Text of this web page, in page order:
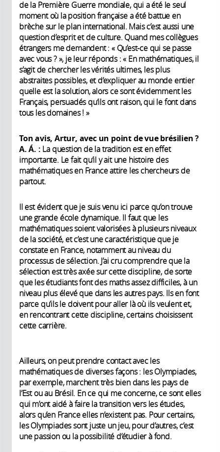
de la Première Guerre mondiale, qui a été le seul
moment où la position française a été battue en
brèche sur le plan international. Mais c’est aussi une
question d’esprit et de culture. Quand mes collègues
étrangers me demandent : « Qu’est-ce qui se passe
avec vous ? », je leur réponds : « En mathématiques, il
s’agit de chercher les vérités ultimes, les plus
abstraites possibles, et d’expliquer au monde entier
quelle est la solution, alors ce sont évidemment les
Français, persuadés qu’ils ont raison, qui le font dans
tous les domaines ! »
Ton avis, Artur, avec un point de vue brésilien ?
A. Á. : La question de la tradition est en effet
importante. Le fait qu’il y ait une histoire des
mathématiques en France attire les chercheurs de
partout.
Il est évident que je suis venu ici parce qu’on trouve
une grande école dynamique. Il faut que les
mathématiques soient valorisées à plusieurs niveaux
de la société, et c’est une caractéristique que je
constate en France, notamment au niveau du
processus de sélection. J’ai cru comprendre que la
sélection est très axée sur cette discipline, de sorte
que les étudiants font des maths assez difficiles, à un
niveau plus élevé que dans les autres pays. Ils en font
parce qu’ils le doivent pour aller là où ils veulent et,
en rencontrant cette discipline, certains choisissent
cette carrière.
Ailleurs, on peut prendre contact avec les
mathématiques de diverses façons : les Olympiades,
par exemple, marchent très bien dans les pays de
l’Est ou au Brésil. En ce qui me concerne, ce sont elles
qui m’ont aidé à faire la transition vers les études,
alors qu’en France elles n’existent pas. Pour certains,
les Olympiades sont juste un jeu, pour d’autres, c’est
une passion ou la possibilité d’étudier à fond.